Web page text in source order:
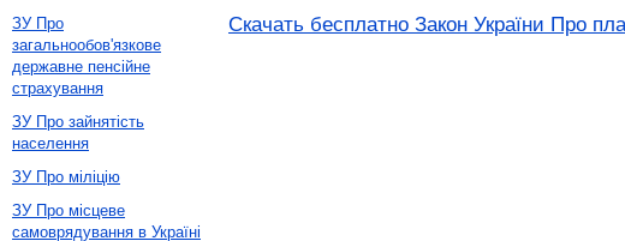
Скачать бесплатно Закон України Про
ЗУ Про
загальнообов'язкове
державне пенсійне
страхування
ЗУ Про зайнятість
населення
ЗУ Про міліцію
ЗУ Про місцеве
самоврядування в Україні